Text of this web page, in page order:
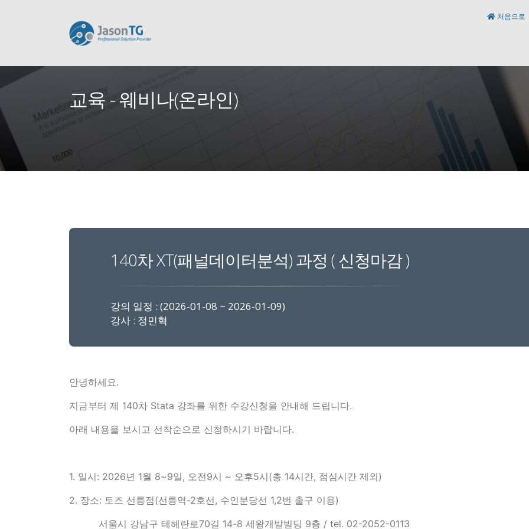
처음으로
교육 - 웨비나(온라인)
140차 XT(패널데이터분석) 과정 ( 신청마감 )
강의 일정 : (2026-01-08 ~ 2026-01-09)
강사 : 정민혁
안녕하세요.
지금부터 제 140차 Stata 강좌를 위한 수강신청을 안내해 드립니다.
아래 내용을 보시고 선착순으로 신청하시기 바랍니다.
1. 일시: 2026년 1월 8~9일, 오전9시 ~ 오후5시(총 14시간, 점심시간 제외)
2. 장소: 토즈 선릉점(선릉역-2호선, 수인분당선 1,2번 출구 이용)
서울시 강남구 테헤란로70길 14-8 세왕개발빌딩 9층 / tel. 02-2052-0113